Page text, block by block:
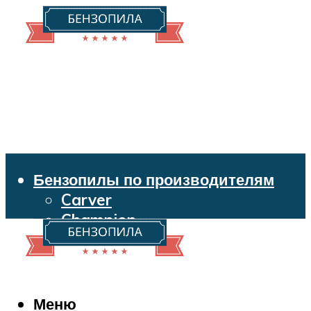
Бензопилы по производителям
Carver
Champion
Echo
Husqvarna
Makita
Меню